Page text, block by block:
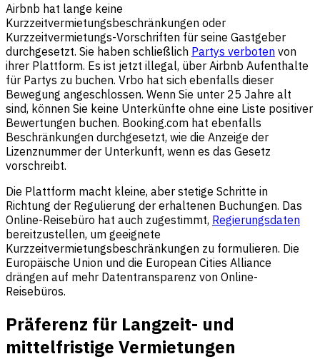
Airbnb hat lange keine
Kurzzeitvermietungsbeschränkungen oder
Kurzzeitvermietungs-Vorschriften für seine Gastgeber
durchgesetzt. Sie haben schließlich Partys verboten von
ihrer Plattform. Es ist jetzt illegal, über Airbnb Aufenthalte
für Partys zu buchen. Vrbo hat sich ebenfalls dieser
Bewegung angeschlossen. Wenn Sie unter 25 Jahre alt
sind, können Sie keine Unterkünfte ohne eine Liste positiver
Bewertungen buchen. Booking.com hat ebenfalls
Beschränkungen durchgesetzt, wie die Anzeige der
Lizenznummer der Unterkunft, wenn es das Gesetz
vorschreibt.
Die Plattform macht kleine, aber stetige Schritte in
Richtung der Regulierung der erhaltenen Buchungen. Das
Online-Reisebüro hat auch zugestimmt, Regierungsdaten
bereitzustellen, um geeignete
Kurzzeitvermietungsbeschränkungen zu formulieren. Die
Europäische Union und die European Cities Alliance
drängen auf mehr Datentransparenz von Online-
Reisebüros.
Präferenz für Langzeit- und
mittelfristige Vermietungen